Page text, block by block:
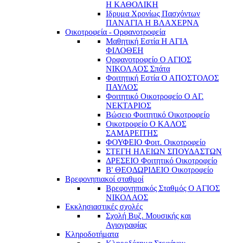
Η ΚΑΘΟΛΙΚΗ
Ιδρυμα Χρονίως Πασχόντων
ΠΑΝΑΓΙΑ Η ΒΛΑΧΕΡΝΑ
Οικοτροφεία - Ορφανοτροφεία
Μαθητική Εστία Η ΑΓΙΑ
ΦΙΛΟΘΕΗ
Ορφανοτροφείο Ο ΑΓΙΟΣ
ΝΙΚΟΛΑΟΣ Σπάτα
Φοιτητική Εστία Ο ΑΠΟΣΤΟΛΟΣ
ΠΑΥΛΟΣ
Φοιτητικό Οικοτροφείο Ο ΑΓ.
ΝΕΚΤΑΡΙΟΣ
Βώσειο Φοιτητικό Οικοτροφείο
Οικοτροφείο Ο ΚΑΛΟΣ
ΣΑΜΑΡΕΙΤΗΣ
ΦΟΥΦΕΙΟ Φοιτ. Οικοτροφείο
ΣΤΕΓΗ ΗΛΕΙΩΝ ΣΠΟΥΔΑΣΤΩΝ
ΔΡΕΣΕΙΟ Φοιτητικό Οικοτροφείο
Β' ΘΕΟΔΩΡΙΔΕΙΟ Οικοτροφείο
Βρεφονηπιακοί σταθμοί
Βρεφονηπιακός Σταθμός Ο ΑΓΙΟΣ
ΝΙΚΟΛΑΟΣ
Εκκλησιαστικές σχολές
Σχολή Βυζ. Μουσικής και
Αγιογραφίας
Κληροδοτήματα